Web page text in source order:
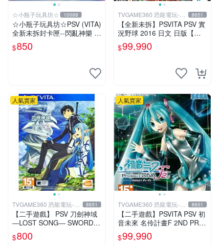
☆小瓶子玩具坊☆ 10088
☆小瓶子玩具坊☆PSV (VITA)
全新未拆封卡匣--閃亂神樂 忍
者對決 -少女們的証明- BEST
版
$850
TVGAME360 恐龍電玩-台
中店
8651
【全新未拆】PSVITA PSV 實
況野球 2016 日文 日版【台
中恐龍電玩】
$99,990
人氣賣家
TVGAME360 恐龍電玩-台
中店
8651
【二手遊戲】 PSV 刀劍神域
―LOST SONG― SWORD A
RT ONLINE 中文版【台中恐
龍電玩】
$800
人氣賣家
TVGAME360 恐龍電玩-台
中店
8651
【二手遊戲】PSVITA PSV 初
音未來 名伶計畫F 2ND PRO
JECT DIVA F 2ND 日文版 台
中恐龍
$99,990